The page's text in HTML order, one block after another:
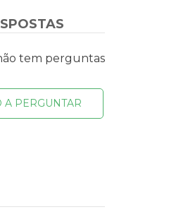
tem perguntas
A PERGUNTAR